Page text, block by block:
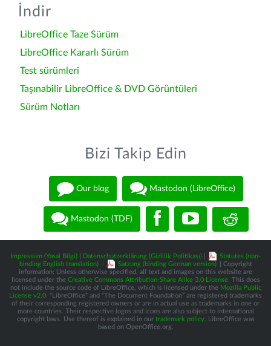
İndir
LibreOffice Taze Sürüm
LibreOffice Kararlı Sürüm
Test sürümleri
Taşınabilir LibreOffice & DVD Görüntüleri
Sürüm Notları
Bizi Takip Edin
Our blog Mastodon (LibreOffice)
Mastodon (TDF)
Impressum (Yasal Bilgi) Datenschutzerklärung (Gizlilik Politikası)
Statutes (non-
binding English translation) - Satzung (binding German version)
| Copyright
information: Unless otherwise specified, all text and images on this website are
licensed under the Creative Commons Attribution-Share Alike 3.0 License. This does
not include the source code of LibreOffice, which is licensed under the Mozilla Public
License v2.0 . “LibreOffice” and “The Document Foundation” are registered trademarks
of their corresponding registered owners or are in actual use as trademarks in one or
more countries. Their respective logos and icons are also subject to international
copyright laws. Use thereof is explained in our trademark policy. LibreOffice was
based on OpenOffice.org.